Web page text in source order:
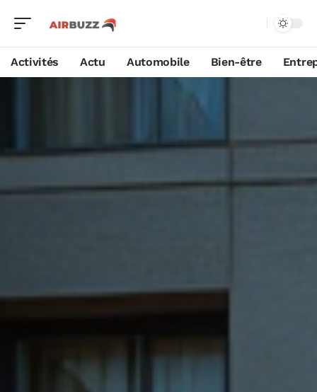
Activités Actu Automobile Bien-être